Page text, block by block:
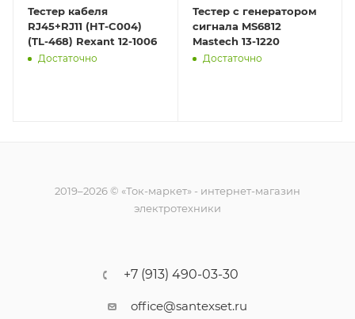
Тестер кабеля
RJ45+RJ11 (HT-C004)
(TL-468) Rexant 12-1006
Достаточно
Тестер с генератором
сигнала MS6812
Mastech 13-1220
Достаточно
2019–2026 © «Ток-маркет» - интернет-магазин
электротехники
+7 (913) 490-03-30
office@santexset.ru